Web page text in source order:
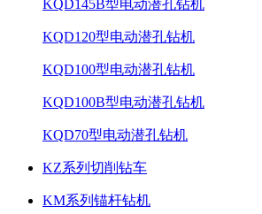
KQD145B型电动潜孔钻机
KQD120型电动潜孔钻机
KQD100型电动潜孔钻机
KQD100B型电动潜孔钻机
KQD70型电动潜孔钻机
KZ系列切削钻车
KM系列锚杆钻机